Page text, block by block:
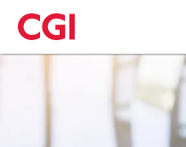
Skip
to
main